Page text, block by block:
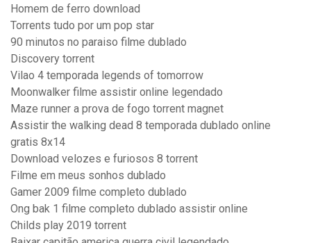
Homem de ferro download
Torrents tudo por um pop star
90 minutos no paraiso filme dublado
Discovery torrent
Vilao 4 temporada legends of tomorrow
Moonwalker filme assistir online legendado
Maze runner a prova de fogo torrent magnet
Assistir the walking dead 8 temporada dublado online
gratis 8x14
Download velozes e furiosos 8 torrent
Filme em meus sonhos dublado
Gamer 2009 filme completo dublado
Ong bak 1 filme completo dublado assistir online
Childs play 2019 torrent